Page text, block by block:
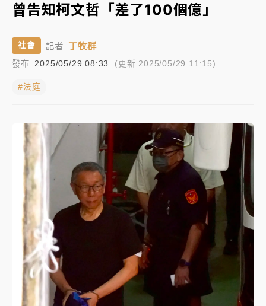
周末精選｜
鎢業董座離奇命喪豪宅！檢警3方向追出前
員工犯案 破案關鍵曝
強風長浪襲馬祖！「白海豚」逼近劃設警戒區 違規戲
水觀浪恐重罰失血
周末精選｜
苯駢芘無安全攝取值！致癌苦茶油下肚 毒
物醫籲多吃蔬果代謝
《知新聞》揭「運科計畫」人體實驗黑幕 運動部不追
究！遭監委質疑
台股處置新制明天上路 4大鬆綁一次看
周末精選｜ 鎢業董座離奇命喪豪宅！檢警3方向追出前
員工犯案 破案關鍵曝
▲
曾告知柯文哲「差了100個億」
社會 記者 丁牧群
發布 2025/05/29 08:33 (更新 2025/05/29 11:15)
#法庭